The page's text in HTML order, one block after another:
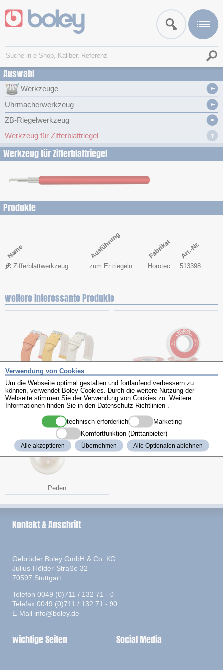
Auswahl
Werkzeuge
Uhrmacherwerkzeug
ZB-Riegelwerkzeug
Werkzeug für Zifferblattriegel
Werkzeug für Zifferblattriegel
Produkte
Name Ausführung Fabrikat Art.-Nr.
Zifferblattwerkzeug zum Entriegeln Horotec 513398
weitere interessante Produkte
Lederbänder-Sortiment Hightech Seide
Perlen
Verwendung von Cookies
Um die Webseite optimal gestalten und fortlaufend verbessern zu
können, verwendet Boley Cookies. Durch die weitere Nutzung der
Webseite stimmen Sie der Verwendung von Cookies zu. Weitere
Informationen finden Sie in den Datenschutz-Richtlinien
technisch erforderlich
Marketing
Komfortfunktion (Drittanbieter)
Alle akzeptieren Übernehmen Alle Optionalen ablehnen
Kontakt & Anschrift
Gebrüder Boley GmbH & Co. KG
Julius-Hölder-Straße 32
70597 Stuttgart
Telefon 0049 (0)711 / 132 71 - 0
Telefax 0049 (0)711 / 132 71 - 90
E-Mail info@boley.de
wichtige Seiten Social Media